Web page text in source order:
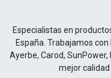
Especialistas en
España. Trabajamos
Ayerbe, Carod,
mejor calidad